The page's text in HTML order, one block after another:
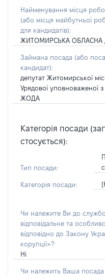
Найменування місця
(або місця майбутньої
для кандидатів):
ЖИТОМИРСЬКА ОБЛАСНА
Займана посада (або
кандидат):
депутат Житомирської
Урядової уповноваженої
ЖОДА
Категорія посади
стосується):
Тип посади:
Категорія посади:
Чи належите Ви до
відповідальне та
відповідно до Закону
корупції»?
Ні
Чи належить Ваша